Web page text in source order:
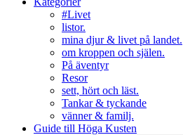
#Livet
listor.
mina djur & livet på landet.
om kroppen och själen.
På äventyr
Resor
sett, hört och läst.
Tankar & tyckande
vänner & familj.
Guide till Höga Kusten